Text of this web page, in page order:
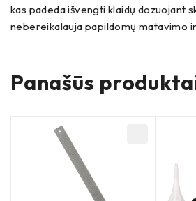
kas padeda išvengti klaidų dozuojant
nebereikalauja papildomų matavimo
Panašūs